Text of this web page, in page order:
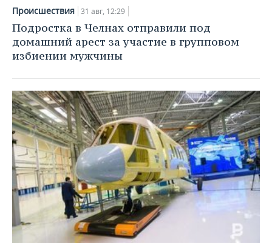
НЕФТЕХИМИЯ
НЕФТЬ
ЭНЕРГЕТИКА
РОЗНИЧНАЯ ТОРГОВЛЯ
ТРАНСПОРТ
НОВОСТИ ТЕХНОЛОГИЙ
IT
ТЕЛЕКОММУНИКАЦИИ
МЕРОПРИЯТИЯ
НОВОСТИ МЕРОПРИЯТИЙ
БИЗНЕС-БРАНЧИ
ONLINE-КОНФЕРЕНЦИИ
ОТКРЫТАЯ ЛЕКЦИЯ
СПОРТ
ФУТБОЛ
ХОККЕЙ
БАСКЕТБОЛ
ВОЛЕЙБОЛ
КИБЕРСПОРТ
НОВОСТИ ОБЩЕСТВА
ВЛАСТЬ
ИНФРАСТРУКТУРА
ИСТОРИЯ
КУЛЬТУРА
ФОТОГАЛЕРЕЯ
СЮЖЕТЫ
СПРАВОЧНИК
СПИСОК ПЕРСОН
СПИСОК КОМПАНИЙ
ПОЛНАЯ ВЕРСИЯ
Происшествия 31 авг, 12:29
Подростка в Челнах отправили под
домашний арест за участие в групповом
избиении мужчины